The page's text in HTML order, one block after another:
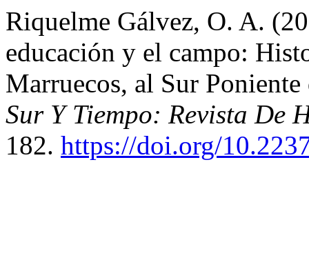
Riquelme Gálvez, O. A.
educación y el campo:
Marruecos, al Sur
Sur Y Tiempo: Revista De
182. https://doi.org/